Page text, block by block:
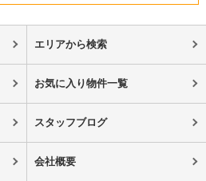
エリアから検索
お気に入り物件一覧
スタッフブログ
会社概要